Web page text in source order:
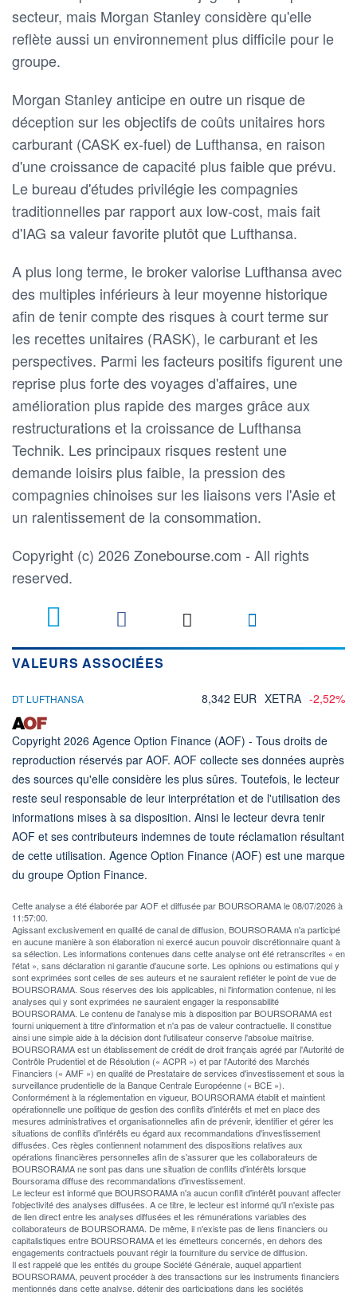
secteur, mais Morgan Stanley considère qu'elle
reflète aussi un environnement plus difficile pour le
groupe.
Morgan Stanley anticipe en outre un risque de
déception sur les objectifs de coûts unitaires hors
carburant (CASK ex-fuel) de Lufthansa, en raison
d'une croissance de capacité plus faible que prévu.
Le bureau d'études privilégie les compagnies
traditionnelles par rapport aux low-cost, mais fait
d'IAG sa valeur favorite plutôt que Lufthansa.
A plus long terme, le broker valorise Lufthansa avec
des multiples inférieurs à leur moyenne historique
afin de tenir compte des risques à court terme sur
les recettes unitaires (RASK), le carburant et les
perspectives. Parmi les facteurs positifs figurent une
reprise plus forte des voyages d'affaires, une
amélioration plus rapide des marges grâce aux
restructurations et la croissance de Lufthansa
Technik. Les principaux risques restent une
demande loisirs plus faible, la pression des
compagnies chinoises sur les liaisons vers l'Asie et
un ralentissement de la consommation.
Copyright (c) 2026 Zonebourse.com - All rights
reserved.
VALEURS ASSOCIÉES
DT LUFTHANSA 8,342 EUR XETRA -2,52%
Copyright 2026 Agence Option Finance (AOF) - Tous droits de
reproduction réservés par AOF. AOF collecte ses données auprès
des sources qu'elle considère les plus sûres. Toutefois, le lecteur
reste seul responsable de leur interprétation et de l'utilisation des
informations mises à sa disposition. Ainsi le lecteur devra tenir
AOF et ses contributeurs indemnes de toute réclamation résultant
de cette utilisation. Agence Option Finance (AOF) est une marque
du groupe Option Finance.
Cette analyse a été élaborée par AOF et diffusée par BOURSORAMA le 08/07/2026 à
11:57:00.
Agissant exclusivement en qualité de canal de diffusion, BOURSORAMA n'a participé
en aucune manière à son élaboration ni exercé aucun pouvoir discrétionnaire quant à
sa sélection. Les informations contenues dans cette analyse ont été retranscrites « en
l'état », sans déclaration ni garantie d'aucune sorte. Les opinions ou estimations qui y
sont exprimées sont celles de ses auteurs et ne sauraient refléter le point de vue de
BOURSORAMA. Sous réserves des lois applicables, ni l'information contenue, ni les
analyses qui y sont exprimées ne sauraient engager la responsabilité
BOURSORAMA. Le contenu de l'analyse mis à disposition par BOURSORAMA est
fourni uniquement à titre d'information et n'a pas de valeur contractuelle. Il constitue
ainsi une simple aide à la décision dont l'utilisateur conserve l'absolue maîtrise.
BOURSORAMA est un établissement de crédit de droit français agréé par l'Autorité de
Contrôle Prudentiel et de Résolution (« ACPR ») et par l'Autorité des Marchés
Financiers (« AMF ») en qualité de Prestataire de services d'investissement et sous la
surveillance prudentielle de la Banque Centrale Européenne (« BCE »).
Conformément à la réglementation en vigueur, BOURSORAMA établit et maintient
opérationnelle une politique de gestion des conflits d'intérêts et met en place des
mesures administratives et organisationnelles afin de prévenir, identifier et gérer les
situations de conflits d'intérêts eu égard aux recommandations d'investissement
diffusées. Ces règles contiennent notamment des dispositions relatives aux
opérations financières personnelles afin de s'assurer que les collaborateurs de
BOURSORAMA ne sont pas dans une situation de conflits d'intérêts lorsque
Boursorama diffuse des recommandations d'investissement.
Le lecteur est informé que BOURSORAMA n'a aucun conflit d'intérêt pouvant affecter
l'objectivité des analyses diffusées. A ce titre, le lecteur est informé qu'il n'existe pas
de lien direct entre les analyses diffusées et les rémunérations variables des
collaborateurs de BOURSORAMA. De même, il n'existe pas de liens financiers ou
capitalistiques entre BOURSORAMA et les émetteurs concernés, en dehors des
engagements contractuels pouvant régir la fourniture du service de diffusion.
Il est rappelé que les entités du groupe Société Générale, auquel appartient
BOURSORAMA, peuvent procéder à des transactions sur les instruments financiers
mentionnés dans cette analyse, détenir des participations dans les sociétés